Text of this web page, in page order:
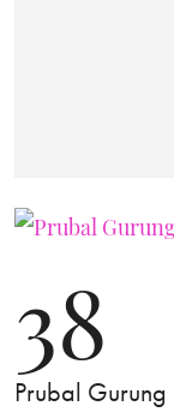
38
Prubal Gurung